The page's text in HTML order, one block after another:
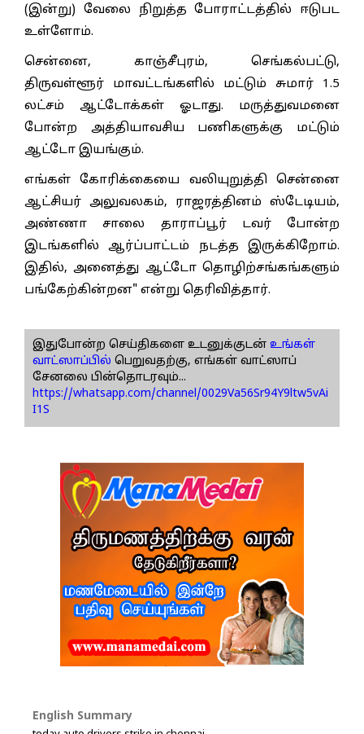
(இன்று) வேலை நிறுத்த போராட்டத்தில் ஈடுபட
உள்ளோம்.
சென்னை, காஞ்சீபுரம், செங்கல்பட்டு,
திருவள்ளூர் மாவட்டங்களில் மட்டும் சுமார் 1.5
லட்சம் ஆட்டோக்கள் ஓடாது. மருத்துவமனை
போன்ற அத்தியாவசிய பணிகளுக்கு மட்டும்
ஆட்டோ இயங்கும்.
எங்கள் கோரிக்கையை வலியுறுத்தி சென்னை
ஆட்சியர் அலுவலகம், ராஜரத்தினம் ஸ்டேடியம்,
அண்ணா சாலை தாராப்பூர் டவர் போன்ற
இடங்களில் ஆர்ப்பாட்டம் நடத்த இருக்கிறோம்.
இதில், அனைத்து ஆட்டோ தொழிற்சங்கங்களும்
பங்கேற்கின்றன" என்று தெரிவித்தார்.
இதுபோன்ற செய்திகளை உடனுக்குடன் உங்கள்
வாட்ஸாப்பில் பெறுவதற்கு, எங்கள் வாட்ஸாப்
சேனலை பின்தொடரவும்...
https://whatsapp.com/channel/0029Va56Sr94Y9ltw5vAi
I1S
English Summary